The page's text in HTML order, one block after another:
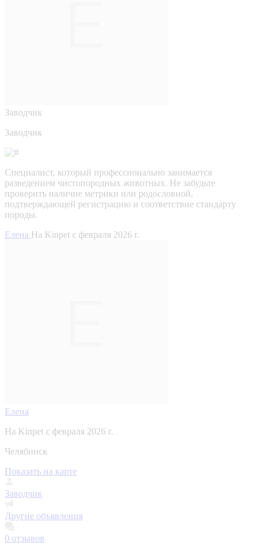
Заводчик
Заводчик
Специалист, который профессионально занимается
разведением чистопородных животных. Не забудьте
проверить наличие метрики или родословной,
подтверждающей регистрацию и соответствие стандарту
породы.
Елена На Kinpet c февраля 2026 г.
Елена
На Kinpet c февраля 2026 г.
Челябинск
Показать на карте
Заводчик
Другие объявления
0 отзывов